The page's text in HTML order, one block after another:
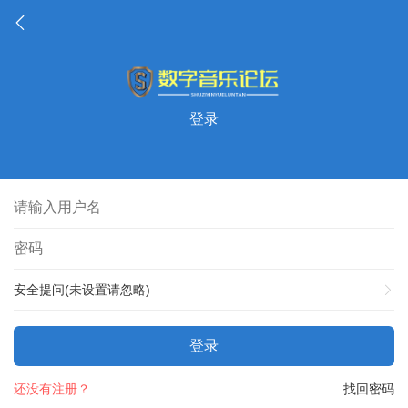
登录
安全提问(未设置请忽略)
登录
找回密码
还没有注册？